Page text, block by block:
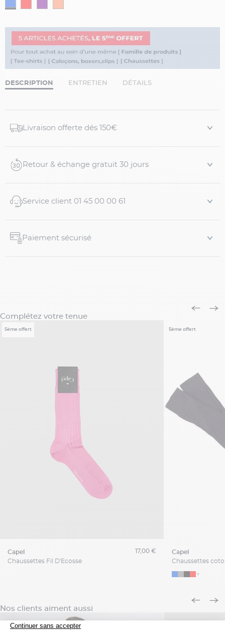
DESCRIPTION ENTRETIEN DÉTAILS
Livraison offerte dés 150€
Retour & échange gratuit 30 jours
Service client 01 45 00 00 61
Paiement sécurisé
Complétez votre tenue
5ème offert
capel
Chaussettes Fil D'Ecosse
17,00 €
5ème offert
capel
+
Nos clients aiment aussi